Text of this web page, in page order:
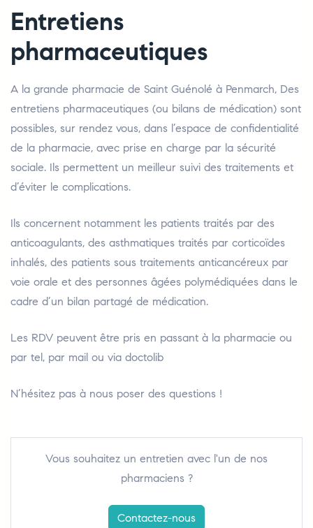
Entretiens
pharmaceutiques
A la grande pharmacie de Saint Guénolé à Penmarch, Des
entretiens pharmaceutiques (ou bilans de médication) sont
possibles, sur rendez vous, dans l’espace de confidentialité
de la pharmacie, avec prise en charge par la sécurité
sociale. Ils permettent un meilleur suivi des traitements et
d’éviter le complications.
Ils concernent notamment les patients traités par des
anticoagulants, des asthmatiques traités par corticoïdes
inhalés, des patients sous traitements anticancéreux par
voie orale et des personnes âgées polymédiquées dans le
cadre d’un bilan partagé de médication.
Les RDV peuvent être pris en passant à la pharmacie ou
par tel, par mail ou via doctolib
N’hésitez pas à nous poser des questions !
Vous souhaitez un entretien avec l'un de nos
pharmaciens ?
Contactez-nous